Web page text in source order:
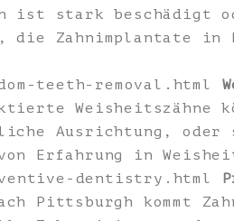
ist stark beschädigt
die Zahnimplantate in
teeth-removal.html
Weisheitszähne
Ausrichtung,
Erfahrung in
dentistry.html
Pittsburgh kommt